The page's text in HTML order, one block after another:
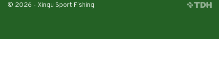
© 2026 - Xingu Sport Fishing